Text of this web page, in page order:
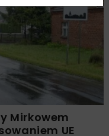
Mirkowem
UE